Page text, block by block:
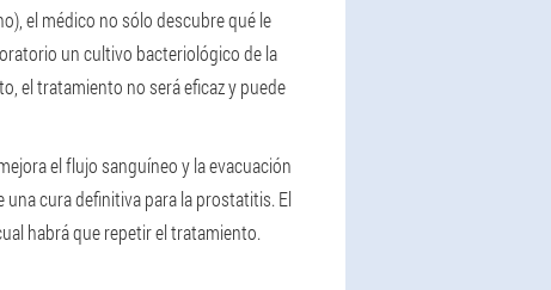
el médico no sólo descubre qué le
un cultivo bacteriológico de la
el tratamiento no será eficaz y puede
el flujo sanguíneo y la evacuación
cura definitiva para la prostatitis. El
habrá que repetir el tratamiento.